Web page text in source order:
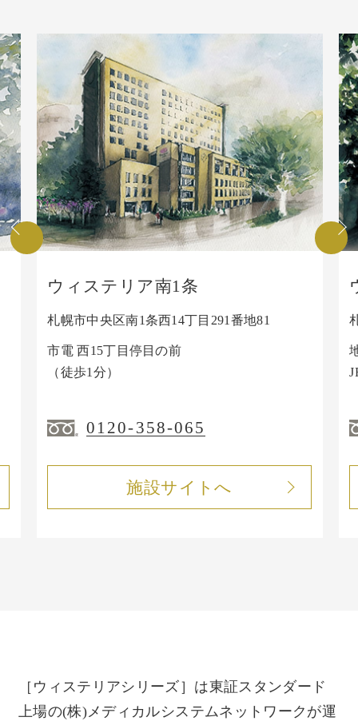
ウィステリア南1条
札幌市中央区南1条西14丁目291番地81
市電 西15丁目停目の前
（徒歩1分）
0120-358-065
施設サイトへ
［ウィステリアシリーズ］は東証スタンダード
上場の(株)メディカルシステムネットワークが運